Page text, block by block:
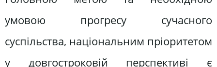
умовою прогресу сучасного
суспільства, національним пріоритетом
у довгостроковій перспективі є